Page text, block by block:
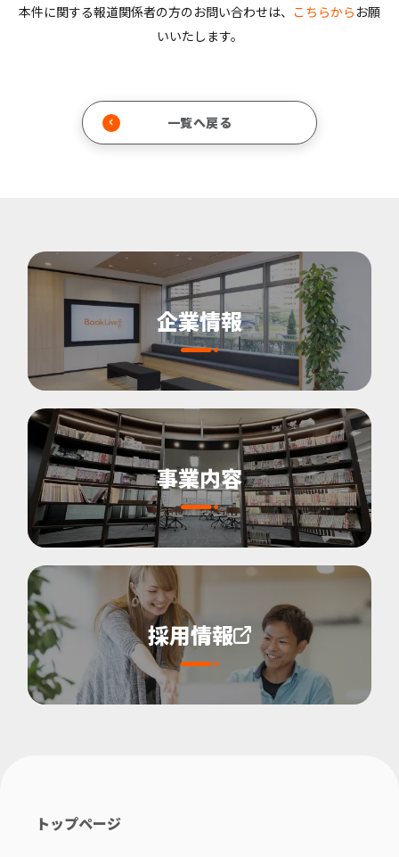
本件に関する報道関係者の方のお問い合わせは、 こちらから お願
いいたします。
一覧へ戻る
企業情報
事業内容
採用情報
トップページ